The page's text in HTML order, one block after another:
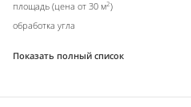
площадь (цена от 30 м2)
обработка угла
Показать полный список